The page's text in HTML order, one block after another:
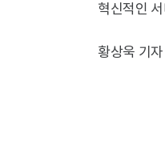
혁신적인
황상욱 기